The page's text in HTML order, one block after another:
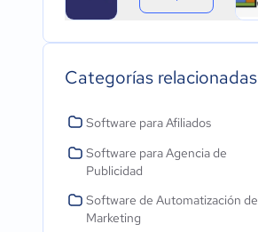
Categorías relacionadas
Software para Afiliados
Software para Agencia de
Publicidad
Software de Automatización de
Marketing